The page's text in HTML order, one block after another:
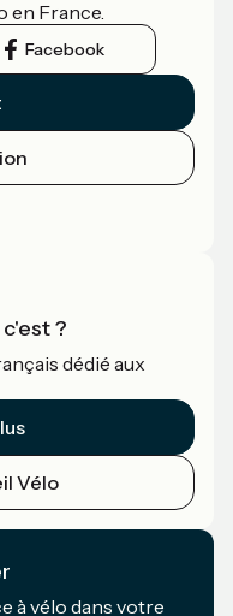
en France.
Facebook
?
dédié aux
Vélo
à vélo dans votre